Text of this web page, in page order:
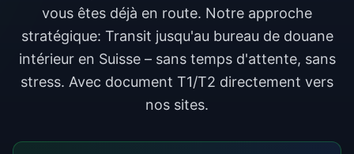
vous êtes déjà en route. Notre approche
stratégique: Transit jusqu'au bureau de douane
intérieur en Suisse – sans temps d'attente, sans
stress. Avec document T1/T2 directement vers
nos sites.